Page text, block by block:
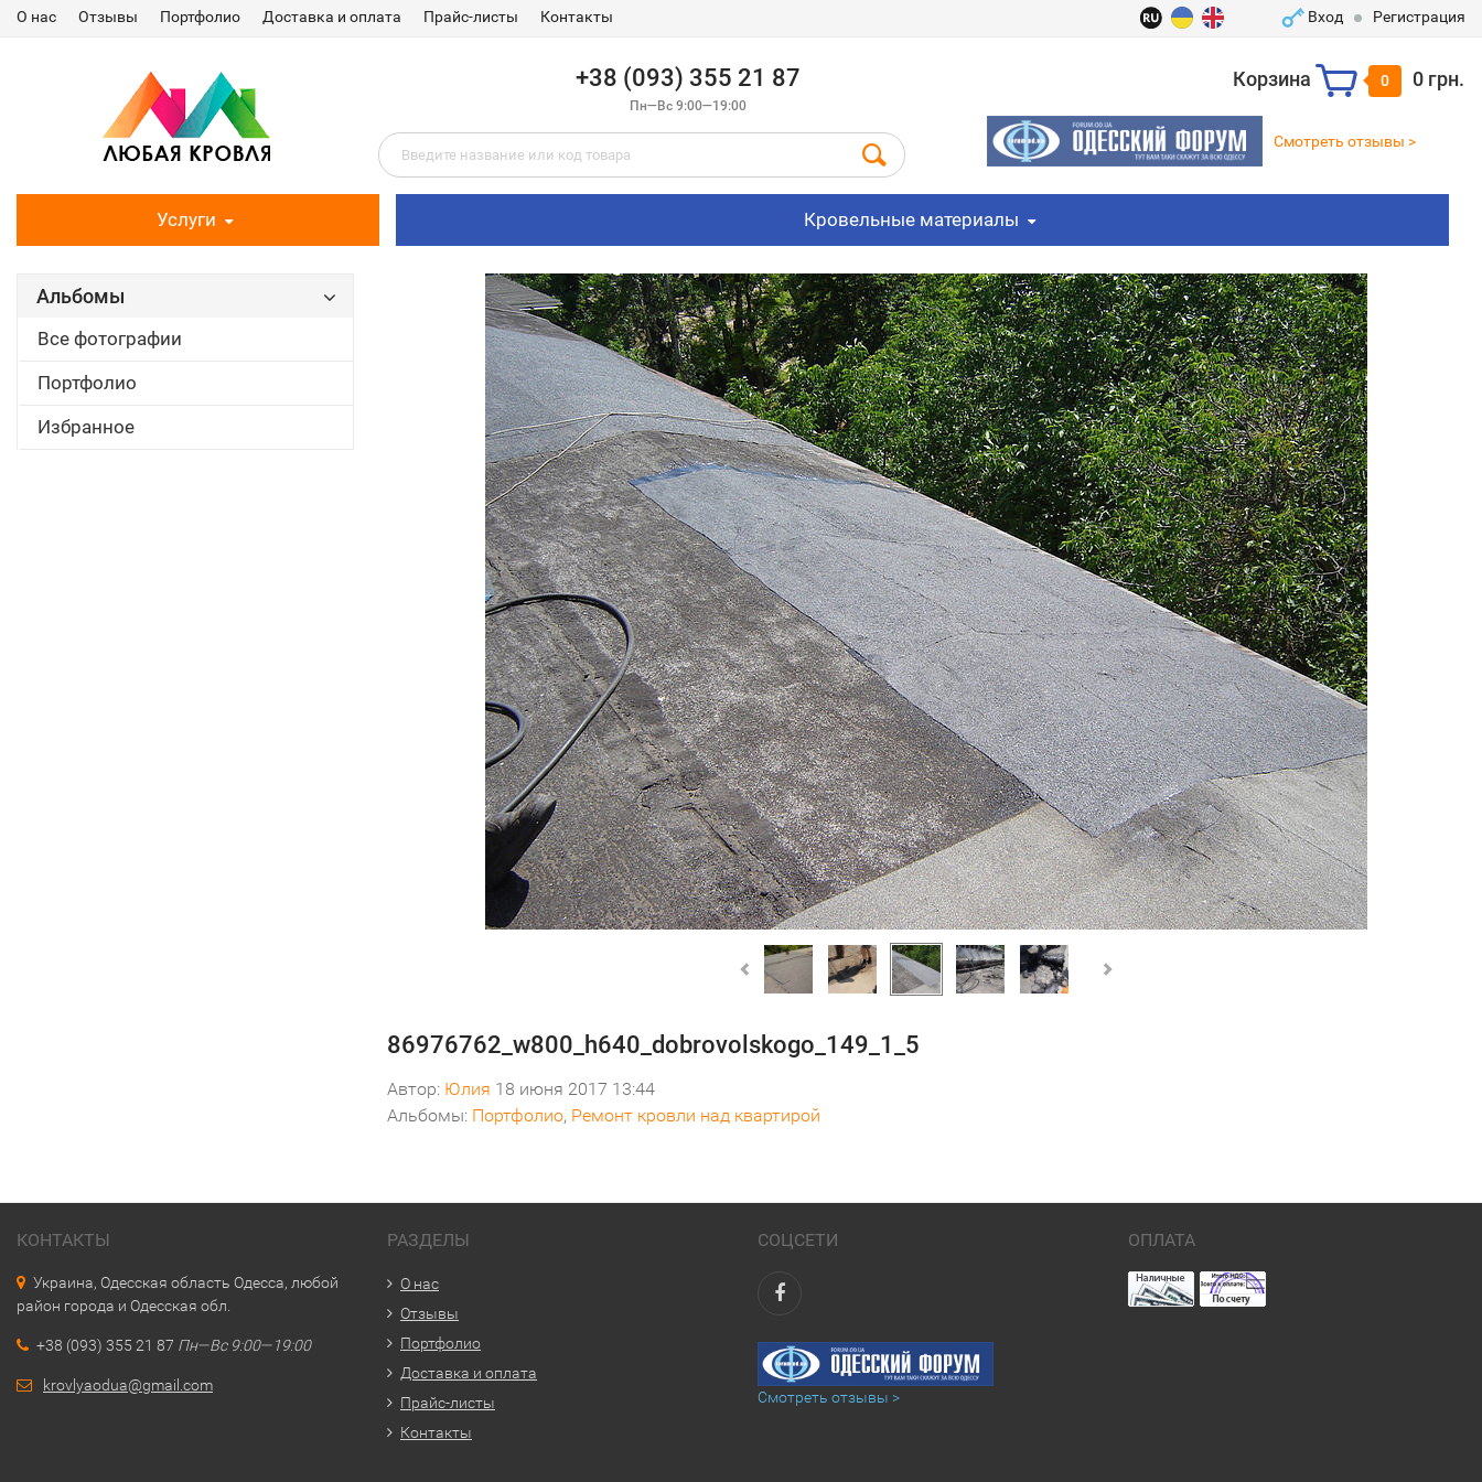
О нас Отзывы Портфолио Доставка и оплата Прайс-листы Контакты Вход Регистрация
+38 (093) 355 21 87
Пн—Вс 9:00—19:00
Корзина 0 0 грн.
Смотреть отзывы >
Услуги Кровельные материалы
Альбомы
Все фотографии
Портфолио
Избранное
86976762_w800_h640_dobrovolskogo_149_1_5
Автор: Юлия 18 июня 2017 13:44
Альбомы: Портфолио, Ремонт кровли над квартирой
КОНТАКТЫ
Украина, Одесская область Одесса, любой
район города и Одесская обл.
+38 (093) 355 21 87 Пн—Вс 9:00—19:00
krovlyaodua@gmail.com
РАЗДЕЛЫ
О нас
Отзывы
Портфолио
Доставка и оплата
Прайс-листы
Контакты
СОЦСЕТИ
Смотреть отзывы >
ОПЛАТА